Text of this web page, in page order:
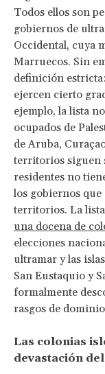
Todos ellos son
gobiernos de
Occidental, cuya
Marruecos. Sin
definición
ejercen cierto
ejemplo, la lista
ocupados de
de Aruba,
territorios siguen
residentes no
los gobiernos que
territorios. La
una docena de
elecciones
ultramar y las
San Eustaquio y
formalmente
rasgos de
Las colonias
devastación